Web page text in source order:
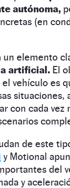
autónoma,
(en
un elemento
artificial. El
vehículo es
situaciones,
con cada vez
de este
y Motional
del
y